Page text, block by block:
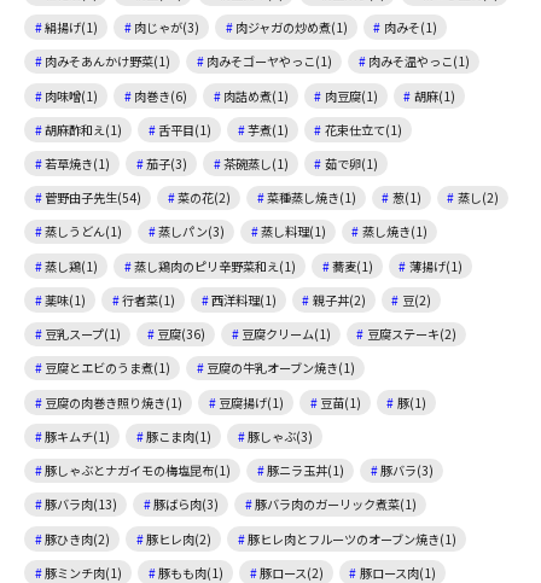
絹揚げ(1)
肉じゃが(3) 肉ジャガの炒め煮(1)
肉みそ(1)
肉みそあんかけ野菜(1)
肉みそゴーヤやっこ(1)
肉みそ温やっこ(1)
肉味噌(1)
肉巻き(6) 肉詰め煮(1) 肉豆腐(1)
胡麻(1)
胡麻酢和え(1)
舌平目(1) 芋煮(1)
花束仕立て(1)
若草焼き(1)
茄子(3) 茶碗蒸し(1)
茹で卵(1)
菅野由子先生(54)
菜の花(2) 菜種蒸し焼き(1) 葱(1)
蒸し(2)
蒸しうどん(1)
蒸しパン(3) 蒸し料理(1)
蒸し焼き(1)
蒸し鶏(1)
蒸し鶏肉のピリ辛野菜和え(1) 蕎麦(1)
薄揚げ(1)
薬味(1)
行者菜(1) 西洋料理(1) 親子丼(2)
豆(2)
豆乳スープ(1)
豆腐(36) 豆腐クリーム(1)
豆腐ステーキ(2)
豆腐とエビのうま煮(1)
豆腐の牛乳オーブン焼き(1)
豆腐の肉巻き照り焼き(1)
豆腐揚げ(1) 豆苗(1)
豚(1)
豚キムチ(1)
豚こま肉(1)
豚しゃぶ(3)
豚しゃぶとナガイモの梅塩昆布(1)
豚ニラ玉丼(1)
豚バラ(3)
豚バラ肉(13)
豚ばら肉(3)
豚バラ肉のガーリック煮菜(1)
豚ひき肉(2)
豚ヒレ肉(2)
豚ヒレ肉とフルーツのオーブン焼き(1)
豚ミンチ肉(1)
豚もも肉(1) 豚ロース(2)
豚ロース肉(1)